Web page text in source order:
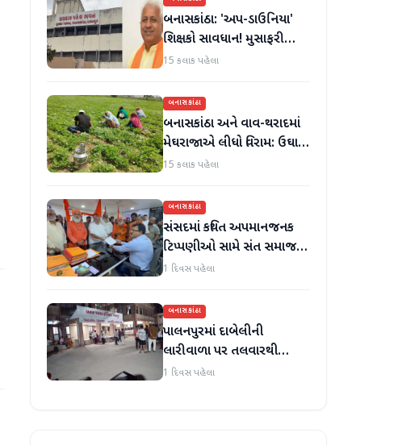
બનાસકાંઠા: 'અપ-ડાઉનિયા'
શિક્ષકો સાવધાન! મુસાફરી
કરતા શિક્ષકો સામે તવાઈ હાથ
15 કલાક પહેલા
બનાસકાંઠા
બનાસકાંઠા અને વાવ-થરાદમાં
મેઘરાજાએ લીધો વિરામ: ઉઘાડ
નીકળતાં ખેડૂતોમાં આનંદનો
15 કલાક પહેલા
બનાસકાંઠા
સંસદમાં કથિત અપમાનજનક
ટિપ્પણીઓ સામે સંત સમાજમાં
રોષ: પાલનપુરમાં VHP સાથે
આવેદનપત્ર આપ્યું
1 દિવસ પહેલા
બનાસકાંઠા
પાલનપુરમાં દાબેલીની
લારીવાળા પર તલવારથી
હુમલો: બે ઈજાગ્રસ્ત, આરોપી
1 દિવસ પહેલા